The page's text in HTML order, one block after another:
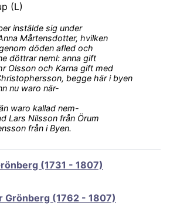
(L)
instälde sig under
Mårtensdotter, hvilken
döden afled och
döttrar neml: anna gift
Olsson och Karna gift med
begge här i byen
nu waro när-
waro kallad nem-
Lars Nilsson från Örum
från i Byen.
(1731 - 1807)
Grönberg (1762 - 1807)